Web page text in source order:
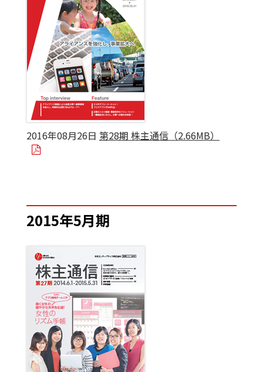
2016年08月26日 第28期 株主通信（2.66MB）
2015年5月期